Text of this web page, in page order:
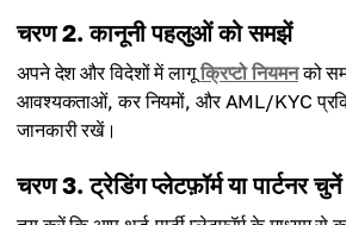
चरण 2. कानूनी पहलुओं को समझें
अपने देश और विदेशों में लागूक्रिप्टो नियमनको
आवश्यकताओं, कर नियमों, और AML/KYC
जानकारी रखें।
चरण 3. ट्रेडिंग प्लेटफ़ॉर्म या पार्टनर चुनें